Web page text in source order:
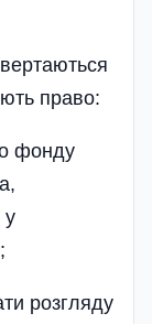
право:
фонду
у
розгляду